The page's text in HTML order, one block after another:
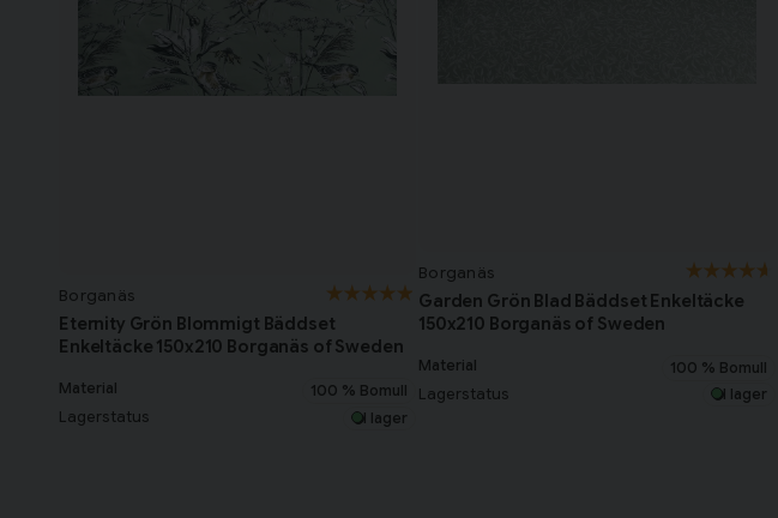
Borganäs
Eternity Grön Blommigt Bäddset
Enkeltäcke 150x210 Borganäs of Sweden
Material 100 % Bomull
Lagerstatus I lager
Borganäs
Garden Grön Blad Bäddset Enkeltäcke
150x210 Borganäs of Sweden
Material 100 % Bomull
Lagerstatus I lager